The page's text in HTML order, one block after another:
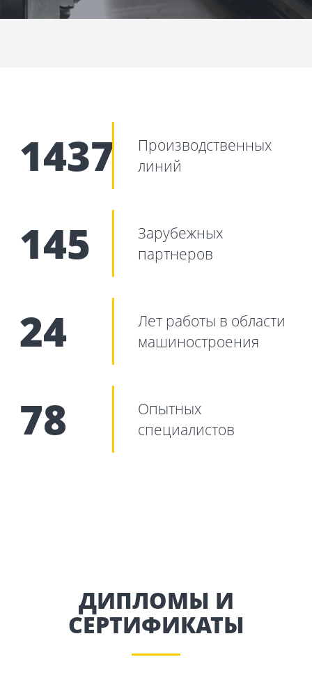
1437
Производственных
линий
145
Зарубежных
партнеров
24
Лет работы в области
машиностроения
78
Опытных
специалистов
ДИПЛОМЫ И
СЕРТИФИКАТЫ